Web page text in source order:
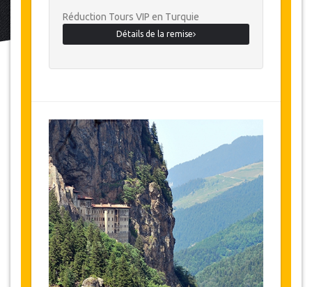
Réduction Tours VIP en Turquie
Détails de la remise